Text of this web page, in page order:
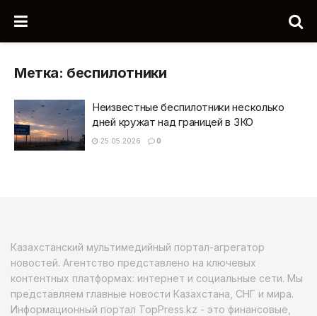
Метка: беспилотники
Неизвестные беспилотники несколько
дней кружат над границей в ЗКО
25.05.2026 0
Казахстанский мультимедийный портал-агрегатор
новостей. Агентство представлено на ключевых
контентных платформах: интернет и социальные сети. Мы
представляем главные новости Казахстана, СНГ и мира.
Информационный портал TopPress.kz - это финансовые,